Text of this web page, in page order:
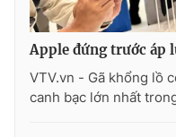
Apple đứng trước áp
VTV.vn - Gã khổng lồ
canh bạc lớn nhất